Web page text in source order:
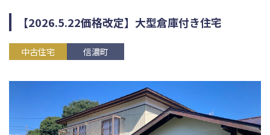
【2026.5.22価格改定】大型倉庫付き住宅
中古住宅 信濃町